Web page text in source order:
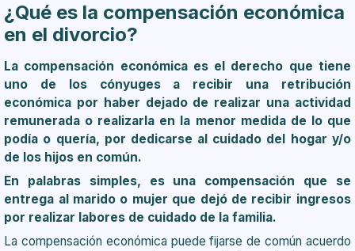
¿Qué es la compensación económica
en el divorcio?
La compensación económica es el derecho que tiene
uno de los cónyuges a recibir una retribución
económica por haber dejado de realizar una actividad
remunerada o realizarla en la menor medida de lo que
podía o quería, por dedicarse al cuidado del hogar y/o
de los hijos en común.
En palabras simples, es una compensación que se
entrega al marido o mujer que dejó de recibir ingresos
por realizar labores de cuidado de la familia.
La compensación económica puede fijarse de común acuerdo